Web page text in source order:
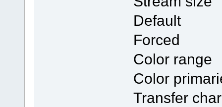
Color
Color
Transfer